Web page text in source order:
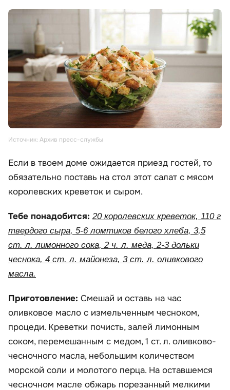
Источник: Архив пресс-службы
Если в твоем доме ожидается приезд гостей, то
обязательно поставь на стол этот салат с мясом
королевских креветок и сыром.
Тебе понадобится: 20 королевских креветок, 110 г
твердого сыра, 5-6 ломтиков белого хлеба, 3,5
ст. л. лимонного сока, 2 ч. л. меда, 2-3 дольки
чеснока, 4 ст. л. майонеза, 3 ст. л. оливкового
масла.
Приготовление: Смешай и оставь на час
оливковое масло с измельченным чесноком,
процеди. Креветки почисть, залей лимонным
соком, перемешанным с медом, 1 ст. л. оливково-
чесночного масла, небольшим количеством
морской соли и молотого перца. На оставшемся
чесночном масле обжарь порезанный мелкими